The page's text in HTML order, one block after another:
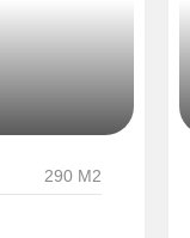
290 М2